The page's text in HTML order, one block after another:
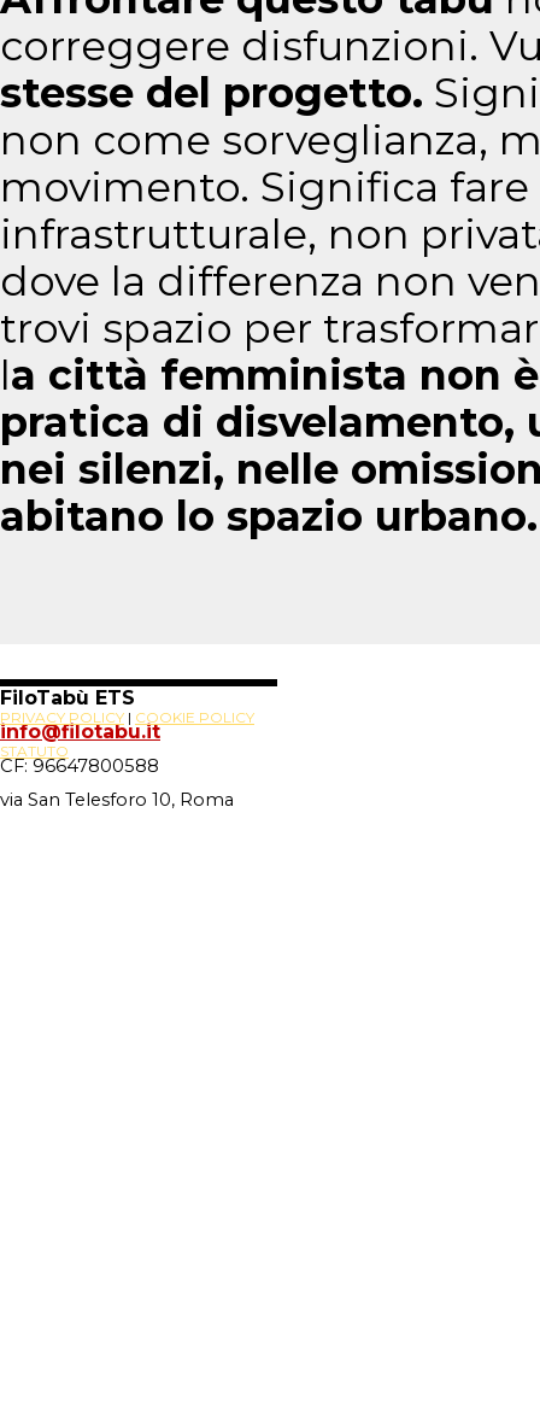
correggere disfunzioni.
stesse del progetto.
non come sorveglianza,
movimento. Significa
infrastrutturale, non
dove la differenza non
trovi spazio per
la città femminista non
pratica di disvelamento,
nei silenzi, nelle
abitano lo spazio urbano.
PRIVACY POLICY | COOKIE POLICY
STATUTO
FiloTabù ETS
info@filotabu.it
CF: 96647800588
via San Telesforo 10, Roma